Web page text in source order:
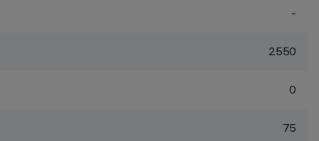
-
2550
0
75